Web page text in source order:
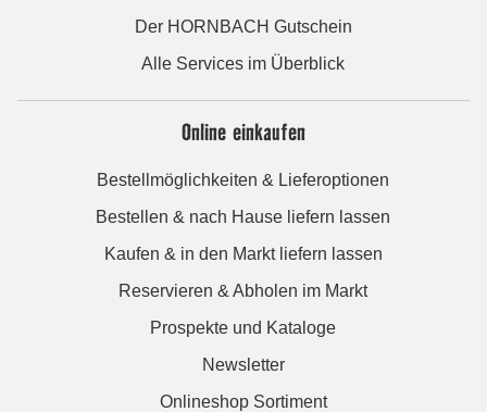
Der HORNBACH Gutschein
Alle Services im Überblick
Online einkaufen
Bestellmöglichkeiten & Lieferoptionen
Bestellen & nach Hause liefern lassen
Kaufen & in den Markt liefern lassen
Reservieren & Abholen im Markt
Prospekte und Kataloge
Newsletter
Onlineshop Sortiment